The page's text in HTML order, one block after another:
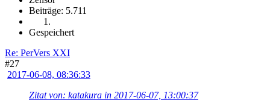
Beiträge: 5.711
Gespeichert
Re: PerVers XXI
#27
2017-06-08, 08:36:33
Zitat von: katakura in 2017-06-07, 13:00:37